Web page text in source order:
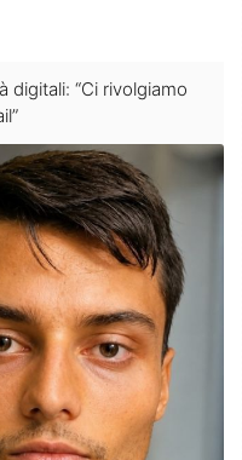
“Ci rivolgiamo